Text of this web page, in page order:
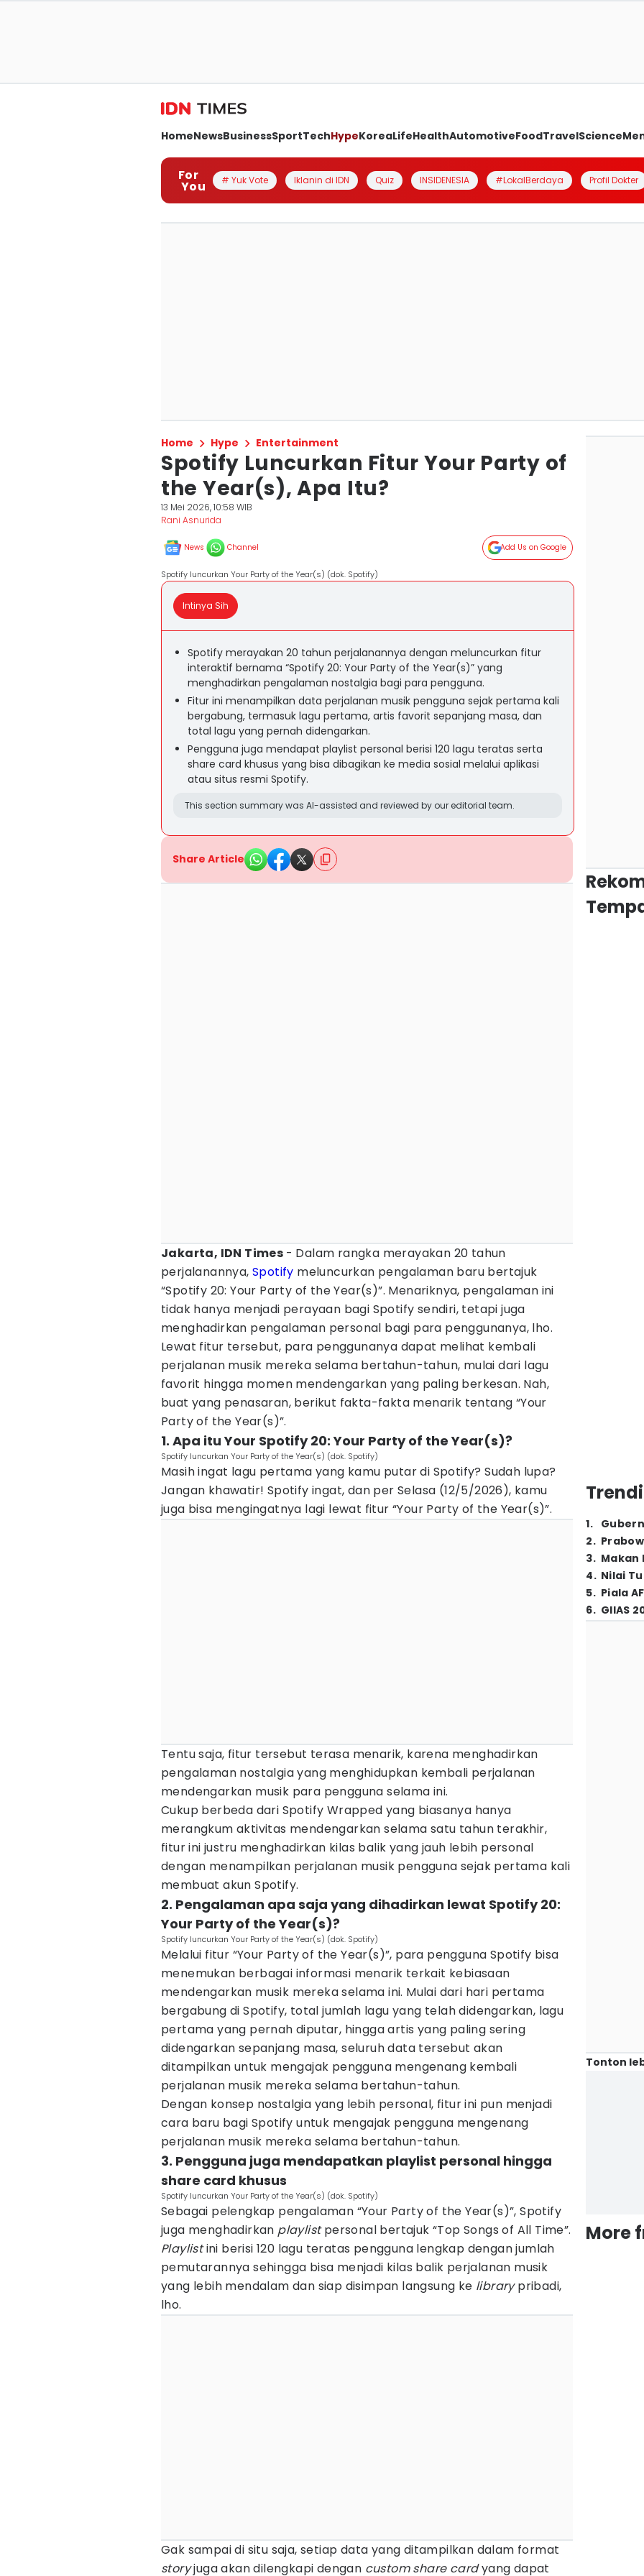
HomeNewsBusinessSportTechHypeKoreaLifeHealthAutomotiveFoodTravelScience
For
You # Yuk Vote Iklanin di IDN Quiz INSIDENESIA #LokalBerdaya Profil Dokter
Home Hype Entertainment
Spotify Luncurkan Fitur Your Party of
the Year(s), Apa Itu?
13 Mei 2026, 10:58 WIB
Rani Asnurida
News Channel Add Us on Google
Spotify luncurkan Your Party of the Year(s) (dok. Spotify)
Intinya Sih
Spotify merayakan 20 tahun perjalanannya dengan meluncurkan fitur
interaktif bernama “Spotify 20: Your Party of the Year(s)” yang
menghadirkan pengalaman nostalgia bagi para pengguna.
Fitur ini menampilkan data perjalanan musik pengguna sejak pertama kali
bergabung, termasuk lagu pertama, artis favorit sepanjang masa, dan
total lagu yang pernah didengarkan.
Pengguna juga mendapat playlist personal berisi 120 lagu teratas serta
share card khusus yang bisa dibagikan ke media sosial melalui aplikasi
atau situs resmi Spotify.
This section summary was AI-assisted and reviewed by our editorial team.
Share Article
Jakarta, IDN Times - Dalam rangka merayakan 20 tahun
perjalanannya,Spotify meluncurkan pengalaman baru bertajuk
“Spotify 20: Your Party of the Year(s)”. Menariknya, pengalaman ini
tidak hanya menjadi perayaan bagi Spotify sendiri, tetapi juga
menghadirkan pengalaman personal bagi para penggunanya, lho.
Lewat fitur tersebut, para penggunanya dapat melihat kembali
perjalanan musik mereka selama bertahun-tahun, mulai dari lagu
favorit hingga momen mendengarkan yang paling berkesan. Nah,
buat yang penasaran, berikut fakta-fakta menarik tentang “Your
Party of the Year(s)”.
1. Apa itu Your Spotify 20: Your Party of the Year(s)?
Spotify luncurkan Your Party of the Year(s) (dok. Spotify)
Masih ingat lagu pertama yang kamu putar di Spotify? Sudah lupa?
Jangan khawatir! Spotify ingat, dan per Selasa (12/5/2026), kamu
juga bisa mengingatnya lagi lewat fitur “Your Party of the Year(s)”.
Tentu saja, fitur tersebut terasa menarik, karena menghadirkan
pengalaman nostalgia yang menghidupkan kembali perjalanan
mendengarkan musik para pengguna selama ini.
Cukup berbeda dari Spotify Wrapped yang biasanya hanya
merangkum aktivitas mendengarkan selama satu tahun terakhir,
fitur ini justru menghadirkan kilas balik yang jauh lebih personal
dengan menampilkan perjalanan musik pengguna sejak pertama kali
membuat akun Spotify.
2. Pengalaman apa saja yang dihadirkan lewat Spotify 20:
Your Party of the Year(s)?
Spotify luncurkan Your Party of the Year(s) (dok. Spotify)
Melalui fitur “Your Party of the Year(s)”, para pengguna Spotify bisa
menemukan berbagai informasi menarik terkait kebiasaan
mendengarkan musik mereka selama ini. Mulai dari hari pertama
bergabung di Spotify, total jumlah lagu yang telah didengarkan, lagu
pertama yang pernah diputar, hingga artis yang paling sering
didengarkan sepanjang masa, seluruh data tersebut akan
ditampilkan untuk mengajak pengguna mengenang kembali
perjalanan musik mereka selama bertahun-tahun.
Dengan konsep nostalgia yang lebih personal, fitur ini pun menjadi
cara baru bagi Spotify untuk mengajak pengguna mengenang
perjalanan musik mereka selama bertahun-tahun.
3. Pengguna juga mendapatkan playlist personal hingga
share card khusus
Spotify luncurkan Your Party of the Year(s) (dok. Spotify)
Sebagai pelengkap pengalaman “Your Party of the Year(s)”, Spotify
juga menghadirkan playlistpersonal bertajuk “Top Songs of All Time”.
Playlistini berisi 120 lagu teratas pengguna lengkap dengan jumlah
pemutarannya sehingga bisa menjadi kilas balik perjalanan musik
yang lebih mendalam dan siap disimpan langsung ke librarypribadi,
lho.
Gak sampai di situ saja, setiap data yang ditampilkan dalam format
storyjuga akan dilengkapi dengan custom share cardyang dapat
1.
2.
3. Makan
4. Nilai
5. Piala
6. GIIAS
Tonton
More